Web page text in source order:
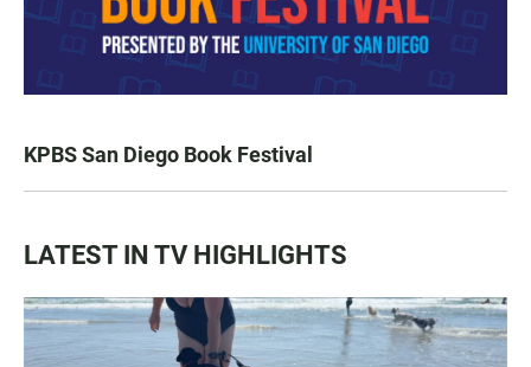
KPBS San Diego Book Festival
LATEST IN TV HIGHLIGHTS